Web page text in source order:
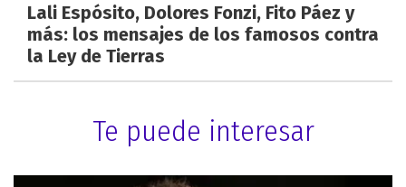
Lali Espósito, Dolores Fonzi, Fito Páez y
más: los mensajes de los famosos contra
la Ley de Tierras
Te puede interesar